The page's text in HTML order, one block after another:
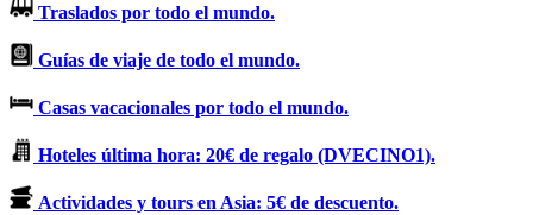
Traslados por todo el mundo.
Guías de viaje de todo el mundo.
Casas vacacionales por todo el mundo.
Hoteles última hora: 20€ de regalo (DVECINO1).
Actividades y tours en Asia: 5€ de descuento.